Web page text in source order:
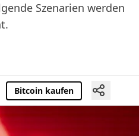
Szenarien werden
Bitcoin kaufen